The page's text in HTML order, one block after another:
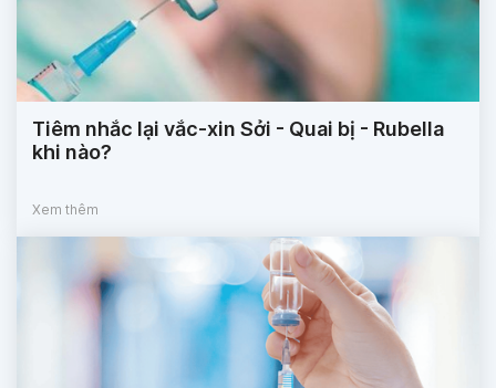
Tiêm nhắc lại vắc-xin Sởi - Quai bị - Rubella
khi nào?
Xem thêm